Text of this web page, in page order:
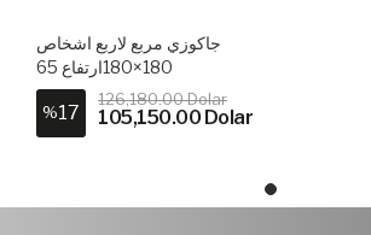
جاكوزي مربع لاربع اشخاص
180×180ارتفاع 65
%17
126,180.00 Dolar
105,150.00 Dolar